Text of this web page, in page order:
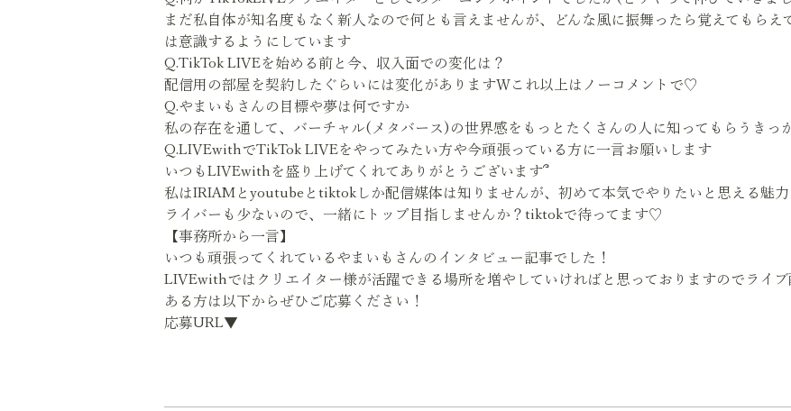
まだ私自体が知名度もなく新人なので何とも言えませんが、どんな風に振舞ったら覚えてもらえ
は意識するようにしています
Q.TikTok LIVEを始める前と今、収入面での変化は？
配信用の部屋を契約したぐらいには変化がありますWこれ以上はノーコメントで♡
Q.やまいもさんの目標や夢は何ですか
私の存在を通して、バーチャル(メタバース)の世界感をもっとたくさんの人に知ってもらうきっ
Q.LIVEwithでTikTok LIVEをやってみたい方や今頑張っている方に一言お願いします
いつもLIVEwithを盛り上げてくれてありがとうございます՞
私はIRIAMとyoutubeとtiktokしか配信媒体は知りませんが、初めて本気でやりたいと思える魅
ライバーも少ないので、一緒にトップ目指しませんか？tiktokで待ってます♡
【事務所から一言】
いつも頑張ってくれているやまいもさんのインタビュー記事でした！
LIVEwithではクリエイター様が活躍できる場所を増やしていければと思っておりますのでライ
ある方は以下からぜひご応募ください！
応募URL▼